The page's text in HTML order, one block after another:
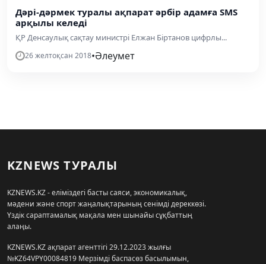
Дәрі-дәрмек туралы ақпарат әрбір адамға SMS
арқылы келеді
ҚР Денсаулық сақтау министрі Елжан Біртанов цифрлы...
26 желтоқсан 2018•Әлеумет
KZNEWS ТУРАЛЫ
KZNEWS.KZ - еліміздегі басты саяси, экономикалық,
мәдени және спорт жаңалықтарының сенімді дереккөзі.
Үздік сараптамалық мақала мен шынайы сұқбаттың
алаңы.
KZNEWS.KZ ақпарат агенттігі 29.12.2023 жылғы
№KZ64VPY00084819 Мерзімді баспасөз басылымын,